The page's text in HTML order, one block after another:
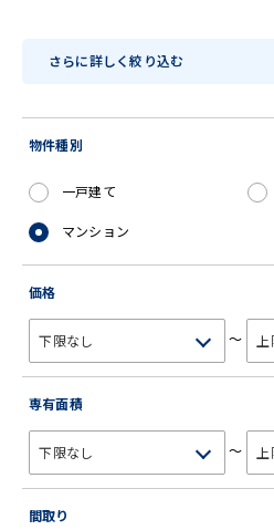
さらに詳しく絞り込む
物件種別
一戸建て
マンション
価格
～
専有面積
～
間取り